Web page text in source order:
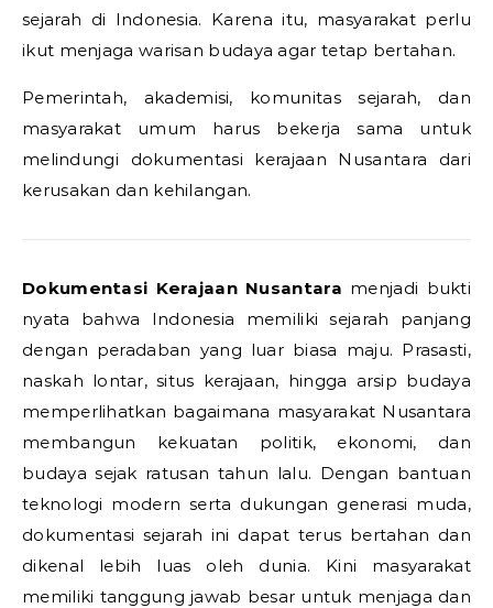
sejarah di Indonesia. Karena itu, masyarakat perlu
ikut menjaga warisan budaya agar tetap bertahan.
Pemerintah, akademisi, komunitas sejarah, dan
masyarakat umum harus bekerja sama untuk
melindungi dokumentasi kerajaan Nusantara dari
kerusakan dan kehilangan.
Dokumentasi Kerajaan Nusantara menjadi bukti
nyata bahwa Indonesia memiliki sejarah panjang
dengan peradaban yang luar biasa maju. Prasasti,
naskah lontar, situs kerajaan, hingga arsip budaya
memperlihatkan bagaimana masyarakat Nusantara
membangun kekuatan politik, ekonomi, dan
budaya sejak ratusan tahun lalu. Dengan bantuan
teknologi modern serta dukungan generasi muda,
dokumentasi sejarah ini dapat terus bertahan dan
dikenal lebih luas oleh dunia. Kini masyarakat
memiliki tanggung jawab besar untuk menjaga dan